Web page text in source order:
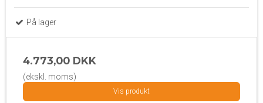
På lager
4.773,00 DKK
(ekskl. moms)
Vis produkt